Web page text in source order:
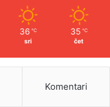
36 ℃
sri
35 ℃
čet
Komentari